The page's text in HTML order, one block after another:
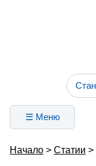
☰ Меню
Начало > Статии >